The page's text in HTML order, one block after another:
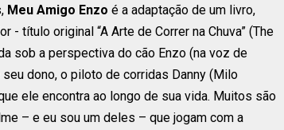
Meu Amigo Enzo é a adaptação de um livro,
título original “A Arte de Correr na Chuva” (The
sob a perspectiva do cão Enzo (na voz de
dono, o piloto de corridas Danny (Milo
ele encontra ao longo de sua vida. Muitos são
– e eu sou um deles – que jogam com a